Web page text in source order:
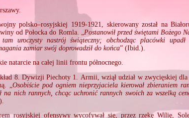
polsko–rosyjskiej 1919‐1921, skierowany został na
od Połocka do Romla. „Postanowił przed świętami Bożego
uroczysty nastrój świąteczny; obchodząc placówki upadł
zamiar swój doprowadził do końca” (Ibid.).
natarcie na całej linii frontu północnego.
8. Dywizji Piechoty 1. Armii, wziął udział w zwycięskiej
„Osobiście pod ogniem nieprzyjaciela kierował zbieraniem
na nich rannych, chcąc uchronić rannych swoich za wszelką
rosyjskiej ofensywy wycofywał się, przez rzekę Wilię,